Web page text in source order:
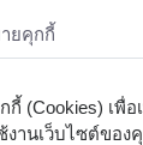
Baskets
ยคุกกี้
กี้ (Cookies) เพื่
านเว็บไซต์ของ